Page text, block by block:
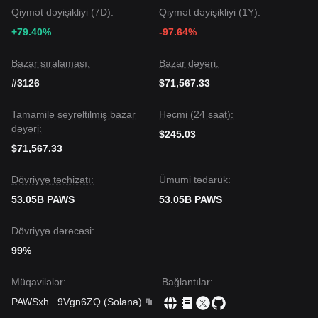
trendin
Sabitdən-müsbətə meyilli qalma ehtimalı yüksəkdir.
Qiymət dəyişikliyi (7D):
+79.40%
Qiymət dəyişikliyi (1Y):
-97.64%
Bazar sıralaması:
#3126
Bazar dəyəri:
$71,567.33
Tamamilə seyreltilmiş bazar
dəyəri:
$71,567.33
Həcmi (24 saat):
$245.03
Dövriyyə təchizatı:
53.05B PAWS
Ümumi tədarük:
53.05B PAWS
Dövriyyə dərəcəsi:
99%
Müqavilələr:
PAWSxh
9Vgn6ZQ (Solana)
Bağlantılar: